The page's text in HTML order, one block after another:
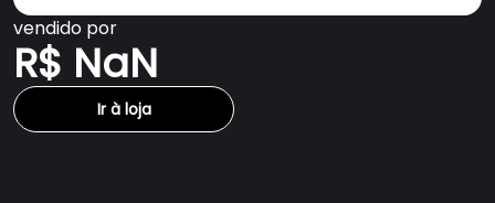
vendido por
R$ NaN
Ir à loja